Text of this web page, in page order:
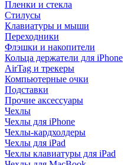
Пленки и стекла
Стилусы
Клавиатуры и мыши
Переходники
Флэшки и накопители
Кольца держатели для iPhone
AirTag и трекеры
Компьютерные очки
Подставки
Прочие аксессуары
Чехлы
Чехлы для iPhone
Чехлы-кардхолдеры
Чехлы для iPad
Чехлы клавиатуры для iPad